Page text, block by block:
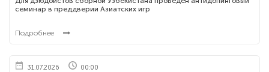
семинар в преддверии Азиатских игр
Подробнее
31.07.2026 00:00